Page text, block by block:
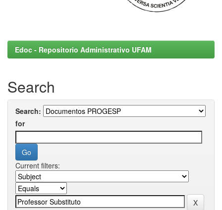
Edoc - Repositorio Administrativo UFAM
Search
Search:
for
Current filters: